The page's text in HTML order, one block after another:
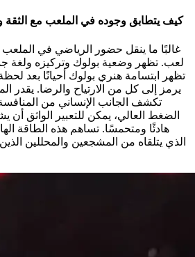
كيف يتطابق وجوده في الملعب مع الثقة
غالبًا ما ينقل حضور الرياضي في الملعب
لعب. تظهر وضعية بولوك وتركيزه ولغة
تظهر ابتسامة هنري بولوك أحيانًا بعد لحظة
يرمز إلى كل من الارتياح والرضا. يقدر
تكشف الجانب الإنساني من
الضغط العالي، يمكن للتعبير الواثق أن
هادئًا ومتحمسًا. تساهم هذه الطاقة
الذي يتلقاه من المشجعين والمحللين